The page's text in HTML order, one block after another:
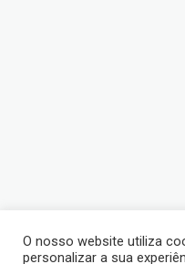
O nosso website utiliza
personalizar a sua